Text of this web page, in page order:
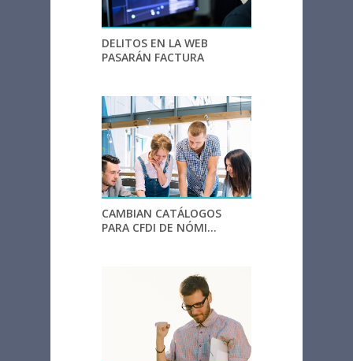
DELITOS EN LA WEB
PASARÁN FACTURA
CAMBIAN CATÁLOGOS
PARA CFDI DE NÓMI...